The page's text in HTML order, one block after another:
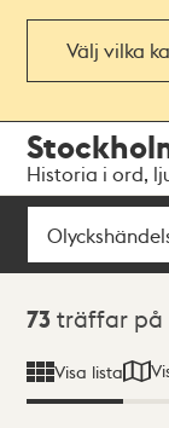
Välj vilka
navigationen
huvudinnehållet
Historia i ord,
Sök
Sökresultat
73 träffar på
Visa lista